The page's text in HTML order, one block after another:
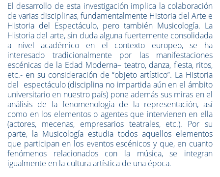
El desarrollo de esta investigación implica la colaboración
de varias disciplinas, fundamentalmente Historia del Arte e
Historia del Espectáculo, pero también Musicología. La
Historia del arte, sin duda alguna fuertemente consolidada
a nivel académico en el contexto europeo, se ha
interesado tradicionalmente por las manifestaciones
escénicas de la Edad Moderna– teatro, danza, fiesta, ritos,
etc.- en su consideración de “objeto artístico”. La Historia
del espectáculo (disciplina no impartida aún en el ámbito
universitario en nuestro país) pone además sus miras en el
análisis de la fenomenología de la representación, así
como en los elementos o agentes que intervienen en ella
(actores, mecenas, empresarios teatrales, etc.). Por su
parte, la Musicología estudia todos aquellos elementos
que participan en los eventos escénicos y que, en cuanto
fenómenos relacionados con la música, se integran
igualmente en la cultura artística de una época.